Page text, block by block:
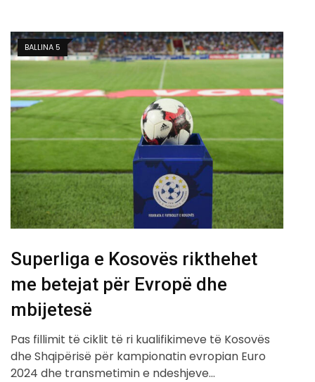
BALLINA 5
Superliga e Kosovës rikthehet
me betejat për Evropë dhe
mbijetesë
Pas fillimit të ciklit të ri kualifikimeve të Kosovës
dhe Shqipërisë për kampionatin evropian Euro
2024 dhe transmetimin e ndeshjeve…